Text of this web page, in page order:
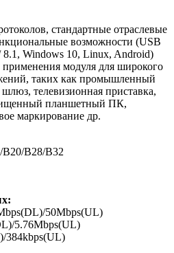
стандартные отраслевые
возможности (USB
8.1, Windows 10, Linux, Android)
модуля для широкого
таких как промышленный
телевизионная приставка,
планшетный ПК,
маркирование др.
B28/B32
50Mbps(UL)
5.76Mbps(UL)
384kbps(UL)